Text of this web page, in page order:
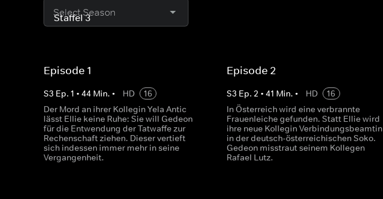
Select Season
Episode 1
S3 Ep. 1 • 44 Min. • HD
16
Der Mord an ihrer Kollegin Yela Antic
lässt Ellie keine Ruhe: Sie will Gedeon
für die Entwendung der Tatwaffe zur
Rechenschaft ziehen. Dieser vertieft
sich indessen immer mehr in seine
Vergangenheit.
Episode 2
S3 Ep.2 •41 Min. • HD
16
In Österreich wird eine verbrannte
Frauenleiche gefunden. Statt Ellie wird
ihre neue Kollegin Verbindungsbeamtin
in der deutsch-österreichischen Soko.
Gedeon misstraut seinem Kollegen
Rafael Lutz.